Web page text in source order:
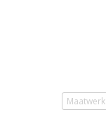
Maatwerk